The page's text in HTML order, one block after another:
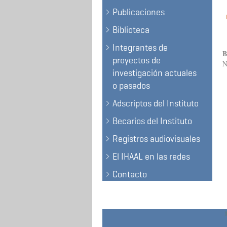
Publicaciones
Biblioteca
Integrantes de
proyectos de
investigación actuales
o pasados
Adscriptos del Instituto
Becarios del Instituto
Registros audiovisuales
El IHAAL en las redes
Contacto